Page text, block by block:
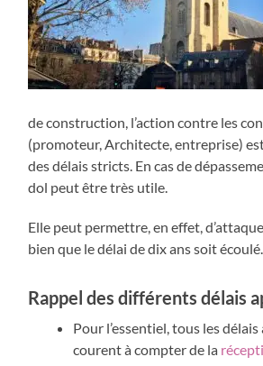
de construction, l’action contre les
(promoteur, Architecte, entreprise)
des délais stricts. En cas de
dol peut être très utile.
Elle peut permettre, en effet,
bien que le délai de dix ans soit écoulé.
Rappel des différents délais
Pour l’essentiel, tous les
courent à compter de la